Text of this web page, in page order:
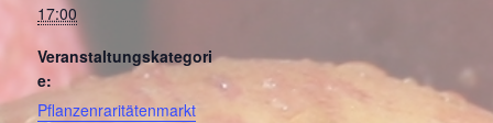
17:00
Veranstaltungskategori
e:
Pflanzenraritätenmarkt